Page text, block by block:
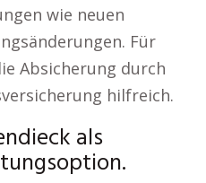
wie neuen
Für
Absicherung durch
hilfreich.
als